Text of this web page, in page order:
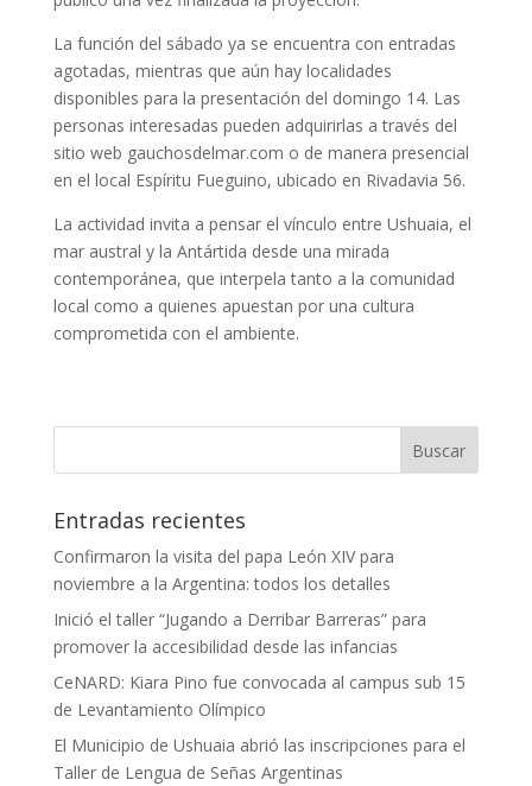
La función del sábado ya se encuentra con entradas
agotadas, mientras que aún hay localidades
disponibles para la presentación del domingo 14. Las
personas interesadas pueden adquirirlas a través del
sitio web gauchosdelmar.com o de manera presencial
en el local Espíritu Fueguino, ubicado en Rivadavia 56.
La actividad invita a pensar el vínculo entre Ushuaia, el
mar austral y la Antártida desde una mirada
contemporánea, que interpela tanto a la comunidad
local como a quienes apuestan por una cultura
comprometida con el ambiente.
Entradas recientes
Confirmaron la visita del papa León XIV para
noviembre a la Argentina: todos los detalles
Inició el taller “Jugando a Derribar Barreras” para
promover la accesibilidad desde las infancias
CeNARD: Kiara Pino fue convocada al campus sub 15
de Levantamiento Olímpico
El Municipio de Ushuaia abrió las inscripciones para el
Taller de Lengua de Señas Argentinas